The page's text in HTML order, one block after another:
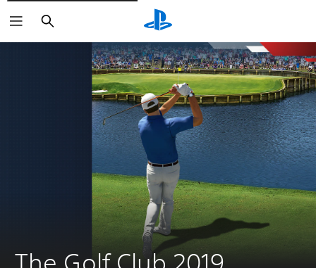
Buscar
The Golf Club 2019